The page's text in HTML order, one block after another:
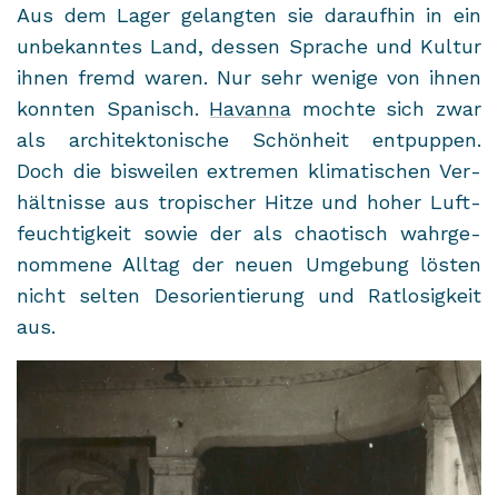
Aus dem Lager ge­lang­ten sie dar­auf­hin in ein
un­be­kann­tes Land, des­sen Spra­che und Kul­tur
ihnen fremd waren. Nur sehr we­ni­ge von ihnen
konn­ten Spa­nisch. Ha­van­na moch­te sich zwar
als ar­chi­tek­to­ni­sche Schön­heit ent­pup­pen.
Doch die bis­wei­len ex­tre­men kli­ma­ti­schen Ver­
hält­nis­se aus tro­pi­scher Hitze und hoher Luft­
feuch­tig­keit sowie der als chao­tisch wahr­ge­
nom­me­ne All­tag der neuen Um­ge­bung lös­ten
nicht sel­ten Des­ori­en­tie­rung und Rat­lo­sig­keit
aus.